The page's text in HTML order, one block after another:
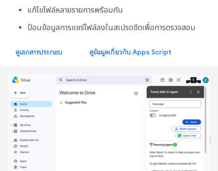
แก้ไขไฟล์หลายรายการพร้อมกัน
ป้อนข้อมูลการแชร์ไฟล์ลงในสเปรดชีตเพื่อการตรวจสอบ
ดูเอกสารประกอบ ดูข้อมูลเกี่ยวกับ Apps Script